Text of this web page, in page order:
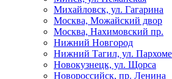
Михайловск, ул. Гагарина
Москва, Можайский двор
Москва, Нахимовский пр.
Нижний Новгород
Нижний Тагил, ул.
Новокузнецк, ул. Щорса
Новороссийск, пр. Ленина